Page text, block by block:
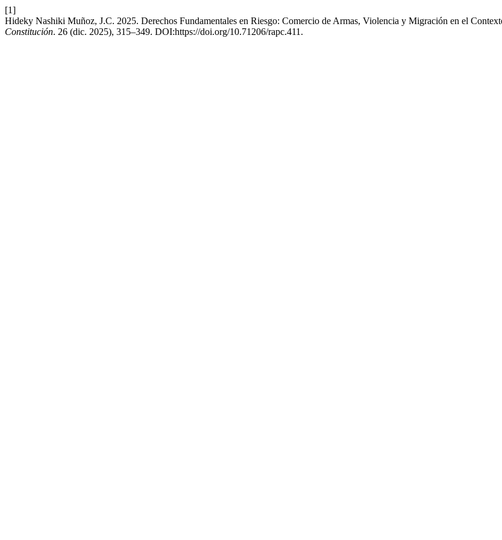
[1]
Hideky Nashiki Muñoz, J.C. 2025. Derechos Fundamentales en Riesgo: Comercio de Armas, Violencia y Migración en el
Constitución. 26 (dic. 2025), 315–349. DOI:https://doi.org/10.71206/rapc.411.